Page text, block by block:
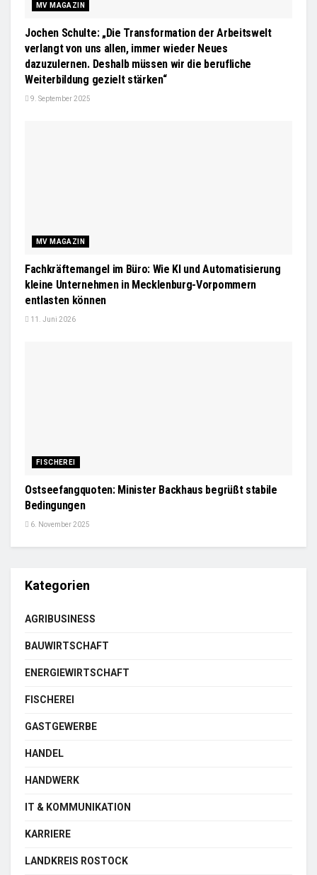
MV MAGAZIN
Jochen Schulte: „Die Transformation der Arbeitswelt
verlangt von uns allen, immer wieder Neues
dazuzulernen. Deshalb müssen wir die berufliche
Weiterbildung gezielt stärken“
9. September 2025
MV MAGAZIN
Fachkräftemangel im Büro: Wie KI und Automatisierung
kleine Unternehmen in Mecklenburg-Vorpommern
entlasten können
11. Juni 2026
FISCHEREI
Ostseefangquoten: Minister Backhaus begrüßt stabile
Bedingungen
6. November 2025
Kategorien
AGRIBUSINESS
BAUWIRTSCHAFT
ENERGIEWIRTSCHAFT
FISCHEREI
GASTGEWERBE
HANDEL
HANDWERK
IT & KOMMUNIKATION
KARRIERE
LANDKREIS ROSTOCK